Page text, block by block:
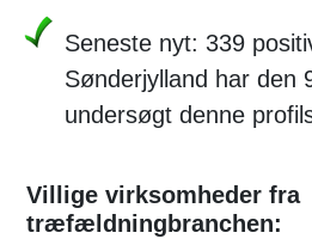
Seneste nyt: 339
Sønderjylland har den
undersøgt denne
Villige virksomheder fra
træfældningbranchen: